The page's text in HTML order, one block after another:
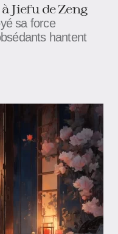
Jiefu​​​​ de Zeng
sa force
hantent